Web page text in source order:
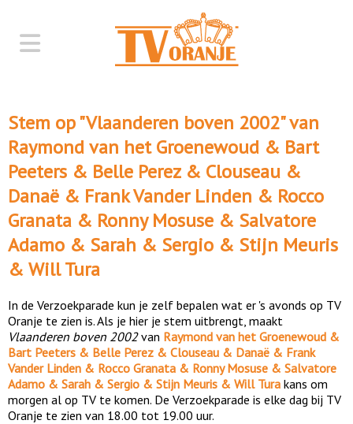
Stem op "Vlaanderen boven 2002" van
Raymond van het Groenewoud & Bart
Peeters & Belle Perez & Clouseau &
Danaë & Frank Vander Linden & Rocco
Granata & Ronny Mosuse & Salvatore
Adamo & Sarah & Sergio & Stijn Meuris
& Will Tura
In de Verzoekparade kun je zelf bepalen wat er 's avonds op TV
Oranje te zien is. Als je hier je stem uitbrengt, maakt
Vlaanderen boven 2002van Raymond van het Groenewoud &
Bart Peeters & Belle Perez & Clouseau & Danaë & Frank
Vander Linden & Rocco Granata & Ronny Mosuse & Salvatore
Adamo & Sarah & Sergio & Stijn Meuris & Will Tura kans om
morgen al op TV te komen. De Verzoekparade is elke dag bij TV
Oranje te zien van 18.00 tot 19.00 uur.